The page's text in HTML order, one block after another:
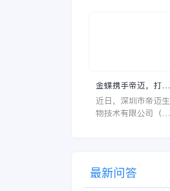
金蝶携手帝迈，打造
医疗器械行业信创数
字化标杆
近日，深圳市帝迈生
物技术有限公司（以
国）有限公司（以下
简称
最新问答